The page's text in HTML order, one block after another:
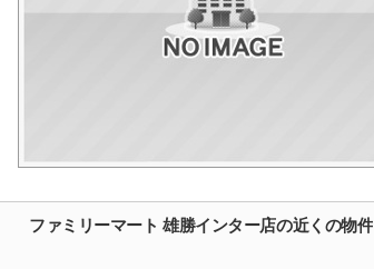
ファミリーマート 雄勝インター店の近くの物件